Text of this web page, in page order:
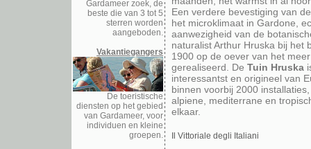
Gardameer zoek, de
beste die van 3 tot 5
sterren worden
aangeboden.
Vakantiegangers
De toeristische
diensten op het gebied
van Gardameer, voor
individuen en kleine
groepen.
Een verdere bevestiging van
het microklimaat in Gardone,
aanwezigheid van de
naturalist Arthur Hruska bij het
1900 op de oever van het
gerealiseerd. De Tuin Hruska
interessantst en origineel van
binnen voorbij 2000
alpiene, mediterrane en
elkaar.
Il Vittoriale degli Italiani